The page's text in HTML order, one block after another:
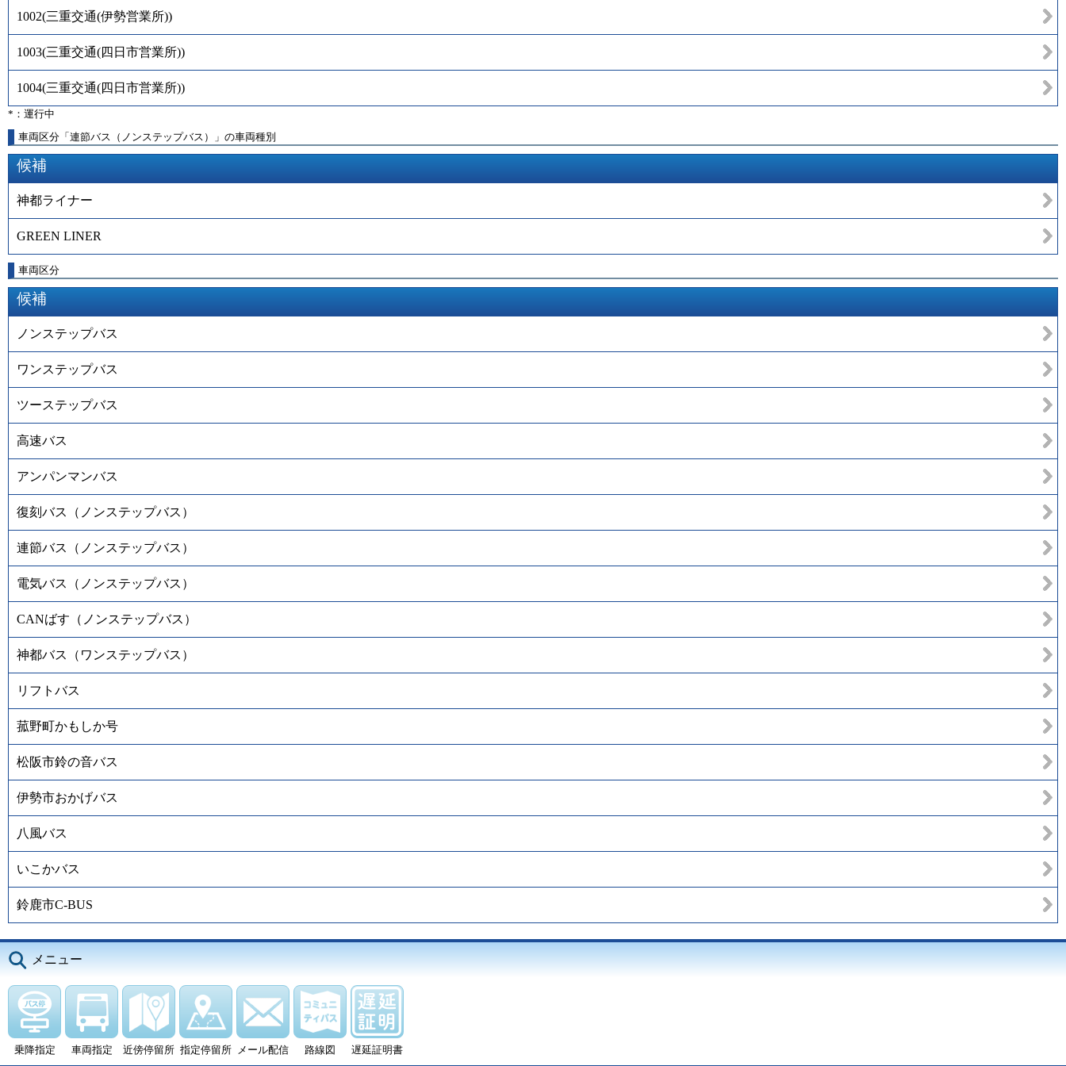
1002(三重交通(伊勢営業所))
1003(三重交通(四日市営業所))
1004(三重交通(四日市営業所))
*：運行中
車両区分「連節バス（ノンステップバス）」の車両種別
候補
神都ライナー
GREEN LINER
車両区分
候補
ノンステップバス
ワンステップバス
ツーステップバス
高速バス
アンパンマンバス
復刻バス（ノンステップバス）
連節バス（ノンステップバス）
電気バス（ノンステップバス）
CANばす（ノンステップバス）
神都バス（ワンステップバス）
リフトバス
菰野町かもしか号
松阪市鈴の音バス
伊勢市おかげバス
八風バス
いこかバス
鈴鹿市C-BUS
メニュー
乗降指定 車両指定 近傍停留所 指定停留所 メール配信 路線図 遅延証明書